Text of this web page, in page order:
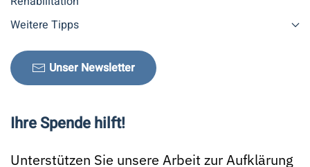
Weitere Tipps
Unser Newsletter
Ihre Spende hilft!
Unterstützen Sie unsere Arbeit zur Aufklärung